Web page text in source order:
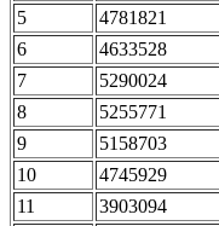
5 4781821
6 4633528
7 5290024
8 5255771
9 5158703
10 4745929
11 3903094